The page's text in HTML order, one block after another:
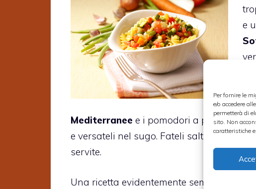
Per fornire le
e/o accedere
permetterà di
sito. Non
caratteristiche
e
Mediterranee e i pomodori a pezzetti.
e versateli nel sugo. Fateli saltare a fuoco
servite.
Una ricetta evidentemente semplice che